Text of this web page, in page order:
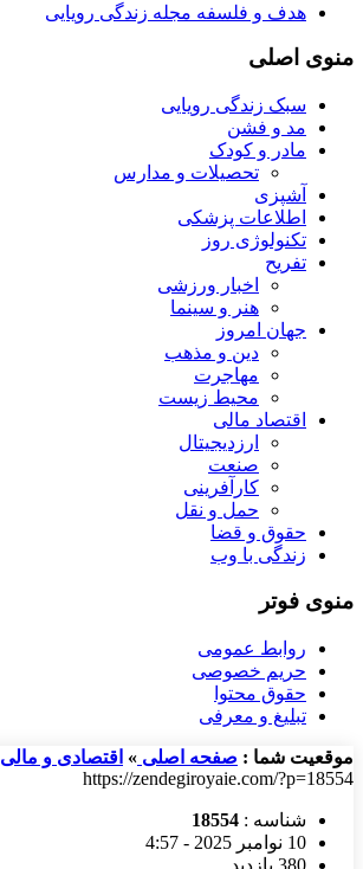
هدف و فلسفه مجله زندگی رویایی
منوی اصلی
سبک زندگی رویایی
مد و فشن
مادر و کودک
تحصیلات و مدارس
آشپزی
اطلاعات پزشکی
تکنولوژی روز
تفریح
اخبار ورزشی
هنر و سینما
جهان امروز
دین و مذهب
مهاجرت
محیط زیست
اقتصاد مالی
ارزدیجیتال
صنعت
کارآفرینی
حمل و نقل
حقوق و قضا
زندگی با وب
منوی فوتر
روابط عمومی
حریم خصوصی
حقوق محتوا
تبلیغ و معرفی
موقعیت شما : صفحه اصلی » اقتصادی و مالی
https://zendegiroyaie.com/?p=18554
شناسه : 18554
10 نوامبر 2025 - 4:57
380 بازدید